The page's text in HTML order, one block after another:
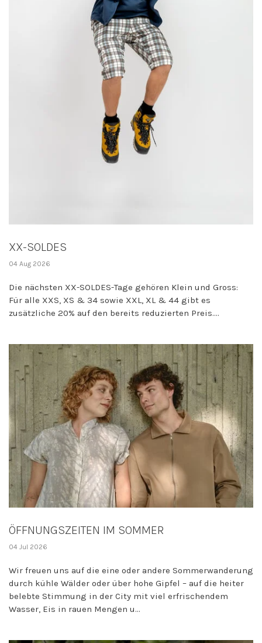
XX-SOLDES
04 Aug 2026
Die nächsten XX-SOLDES-Tage gehören Klein und Gross:
Für alle XXS, XS & 34 sowie XXL, XL & 44 gibt es
zusätzliche 20% auf den bereits reduzierten Preis....
ÖFFNUNGSZEITEN IM SOMMER
04 Jul 2026
Wir freuen uns auf die eine oder andere Sommerwanderung
durch kühle Wälder oder über hohe Gipfel – auf die heiter
belebte Stimmung in der City mit viel erfrischendem
Wasser, Eis in rauen Mengen u...